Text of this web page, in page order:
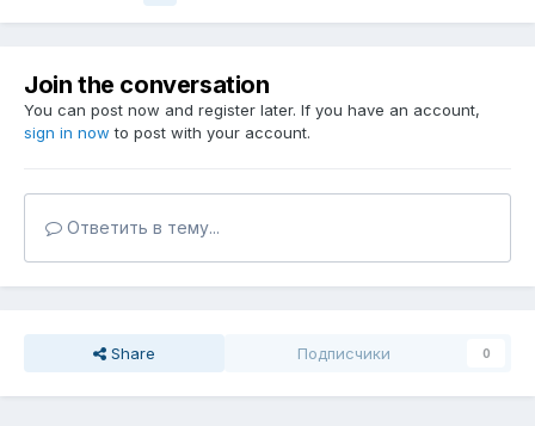
Join the conversation
You can post now and register later. If you have an account,
sign in now to post with your account.
Ответить в тему...
Share Подписчики 0